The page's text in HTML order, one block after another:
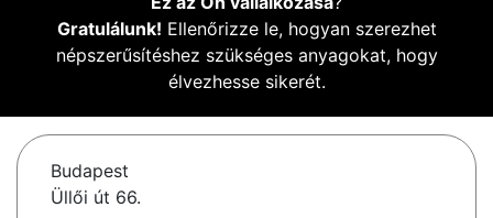
Gratulálunk! Ellenőrizze le, hogyan szerezhet
népszerűsítéshez szükséges anyagokat, hogy
élvezhesse sikerét.
Budapest
Üllői út 66.